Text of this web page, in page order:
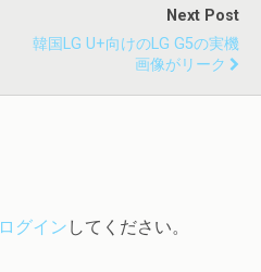
Next Post
韓国LG U+向けのLG G5の実機
画像がリーク
ログイン してください。